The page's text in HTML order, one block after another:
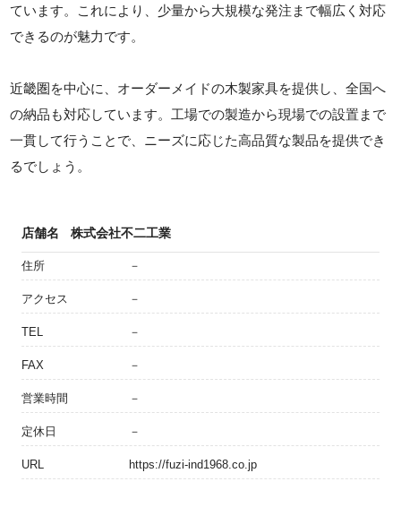
ています。これにより、少量から大規模な発注まで幅広く対応
できるのが魅力です。
近畿圏を中心に、オーダーメイドの木製家具を提供し、全国へ
の納品も対応しています。工場での製造から現場での設置まで
一貫して行うことで、ニーズに応じた高品質な製品を提供でき
るでしょう。
店舗名 株式会社不二工業
住所 －
アクセス －
TEL －
FAX －
営業時間 －
定休日 －
URL https://fuzi-ind1968.co.jp